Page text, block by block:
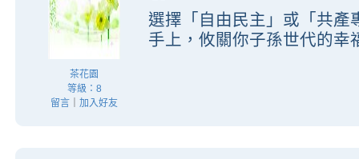
茶花園
等級：8
留言
加入好友
選擇「自由民主」或「共產
手上，攸關你子孫世代的幸